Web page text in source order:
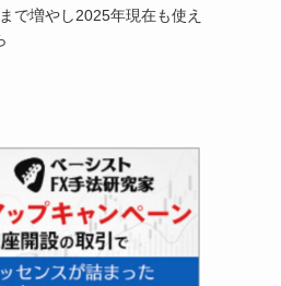
で増やし2025年現在も使え